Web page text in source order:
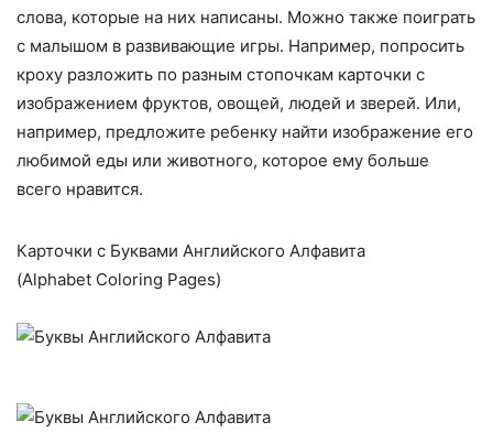
слова, которые на них написаны. Можно также поиграть
с малышом в развивающие игры. Например, попросить
кроху разложить по разным стопочкам карточки с
изображением фруктов, овощей, людей и зверей. Или,
например, предложите ребенку найти изображение его
любимой еды или животного, которое ему больше
всего нравится.
Карточки с Буквами Английского Алфавита
(Alphabet Coloring Pages)